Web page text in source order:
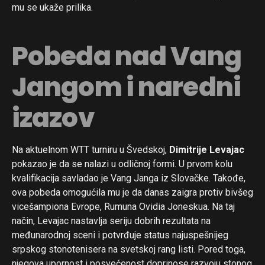
mu se ukaže prilika.
Pobeda nad Vang
Jangom i naredni
izazov
Na aktuelnom WTT turniru u Švedskoj, Dimitrije Levajac
pokazao je da se nalazi u odličnoj formi. U prvom kolu
kvalifikacija savladao je Vang Janga iz Slovačke. Takođe,
ova pobeda omogućila mu je da danas zaigra protiv bivšeg
vicešampiona Evrope, Rumuna Ovidia Joneskua. Na taj
način, Levajac nastavlja seriju dobrih rezultata na
međunarodnoj sceni i potvrđuje status najuspešnijeg
srpskog stonotenisera na svetskoj rang listi. Pored toga,